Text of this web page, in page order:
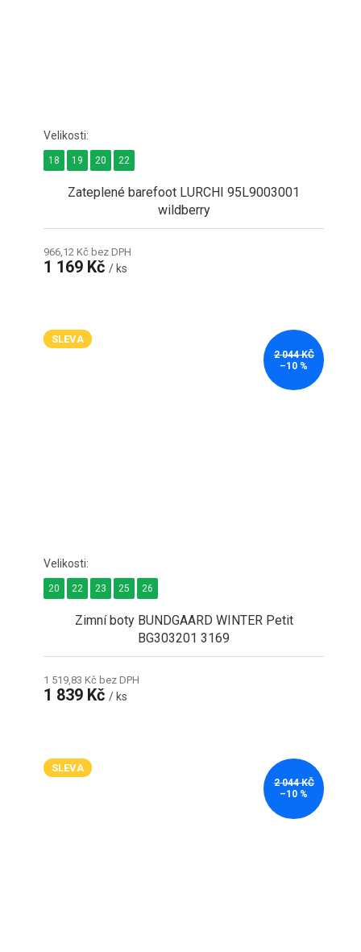
Zateplené barefoot LURCHI 95L9003001
wildberry
966,12 Kč bez DPH
1 169 Kč/ ks
18 19 20 22
SLEVA
2 044 KČ
–10 %
Zimní boty BUNDGAARD WINTER Petit
BG303201 3169
1 519,83 Kč bez DPH
1 839 Kč/ ks
20 22 23 25 26
SLEVA
2 044 KČ
–10 %